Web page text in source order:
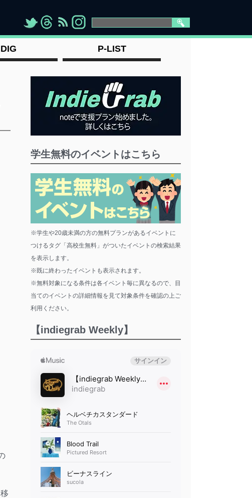
"> "> "> " >
DIG P-LIST
学生無料のイベントはこちら
※学生や20歳未満の方の無料プランがあるイベントに
つけるタグ「高校生無料」がついたイベントの検索結果
を表示します。
※既に終わったイベントも表示されます。
※無料対象になる条件は各イベント毎に異なるので、目
当てのイベントの詳細情報を見て対象条件を確認の上ご
利用ください。
【indiegrab Weekly】